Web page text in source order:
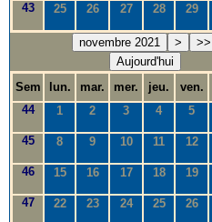
43 25 26 27 28 29
novembre 2021 >
>>
Aujourd'hui
Sem
lun. mar. mer. jeu. ven.
44
1 2 3 4 5
45 8 9 10 11 12
46 15 16 17 18 19
47 22 23 24 25 26